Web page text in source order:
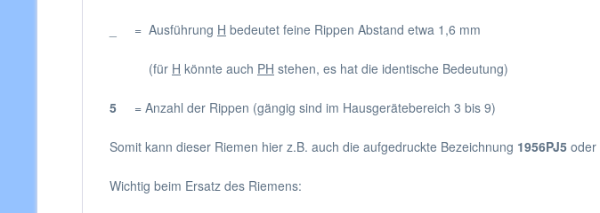
_ = Ausführung H bedeutet feine Rippen Abstand etwa 1,6 mm
(für H könnte auch PH stehen, es hat die identische Bedeutung)
5 = Anzahl der Rippen (gängig sind im Hausgerätebereich 3 bis 9)
Somit kann dieser Riemen hier z.B. auch die aufgedruckte Bezeichnung 1956PJ5 oder
Wichtig beim Ersatz des Riemens: